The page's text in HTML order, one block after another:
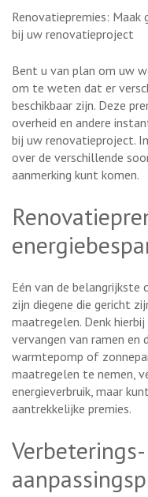
Renovatiepremies: Maak
bij uw renovatieproject
Bent u van plan om uw
om te weten dat er
beschikbaar zijn. Deze
overheid en andere
bij uw renovatieproject.
over de verschillende
aanmerking kunt komen.
Eén van de belangrijkste
zijn diegene die gericht
maatregelen. Denk
vervangen van ramen en
warmtepomp of
maatregelen te nemen,
energieverbruik, maar
aantrekkelijke premies.